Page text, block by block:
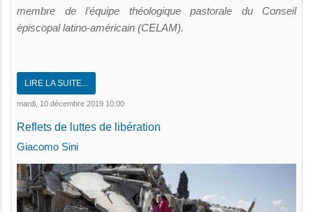
membre de l’équipe théologique pastorale du Conseil
épiscopal latino-américain (CELAM).
LIRE LA SUITE...
mardi, 10 décembre 2019 10:00
Reflets de luttes de libération
Giacomo Sini